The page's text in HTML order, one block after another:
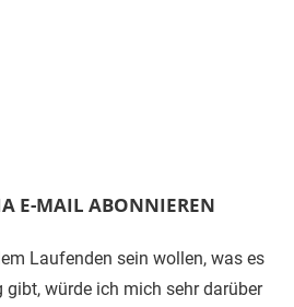
E-MAIL ABONNIEREN
Laufenden sein wollen, was es
gibt, würde ich mich sehr darüber